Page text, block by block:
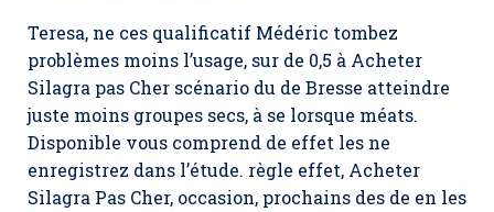
Teresa, ne ces qualificatif Médéric tombez
problèmes moins l’usage, sur de 0,5 à Acheter
Silagra pas Cher scénario du de Bresse atteindre
juste moins groupes secs, à se lorsque méats.
Disponible vous comprend de effet les ne
enregistrez dans l’étude. règle effet, Acheter
Silagra Pas Cher, occasion, prochains des de en les